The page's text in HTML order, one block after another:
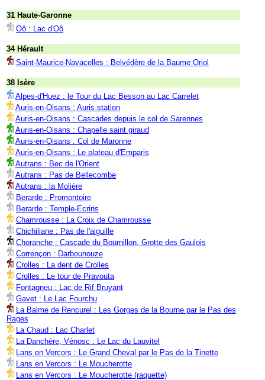
31 Haute-Garonne
Oô : Lac d'Oô
34 Hérault
Saint-Maurice-Navacelles : Belvédère de la Baume Oriol
38 Isère
Alpes-d'Huez : le Tour du Lac Besson au Lac Carrelet
Auris-en-Oisans : Auris station
Auris-en-Oisans : Cascades depuis le col de Sarennes
Auris-en-Oisans : Chapelle saint giraud
Auris-en-Oisans : Col de Maronne
Auris-en-Oisans : Le plateau d'Emparis
Autrans : Bec de l'Orient
Autrans : Pas de Bellecombe
Autrans : la Molière
Berarde : Promontoire
Berarde : Temple-Ecrins
Chamrousse : La Croix de Chamrousse
Chichiliane : Pas de l'aiguille
Choranche : Cascade du Bournillon, Grotte des Gaulois
Corrençon : Darbounouze
Crolles : La dent de Crolles
Crolles : Le tour de Pravouta
Fontagneu : Lac de Rif Bruyant
Gavet : Le Lac Fourchu
La Balme de Rencurel : Les Gorges de la Bourne par le Pas des
Rages
La Chaud : Lac Charlet
La Danchère, Vénosc : Le Lac du Lauvitel
Lans en Vercors : Le Grand Cheval par le Pas de la Tinette
Lans en Vercors : Le Moucherotte
Lans en Vercors : Le Moucherotte (raquette)